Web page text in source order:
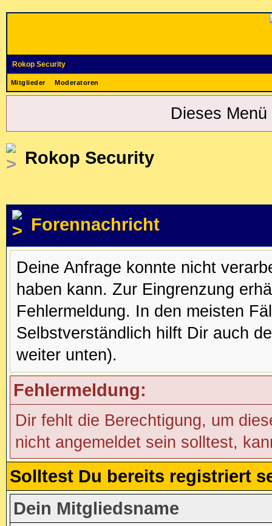
Rokop Security
Mitglieder Moderatoren
Dieses
Rokop Security
Forennachricht
Deine Anfrage konnte nicht
haben kann. Zur Eingrenzung
Fehlermeldung. In den meisten
Selbstverständlich hilft Dir auch
weiter unten).
Fehlermeldung:
Dir fehlt die Berechtigung, um
nicht angemeldet sein solltest,
Solltest Du bereits registriert
Dein Mitgliedsname